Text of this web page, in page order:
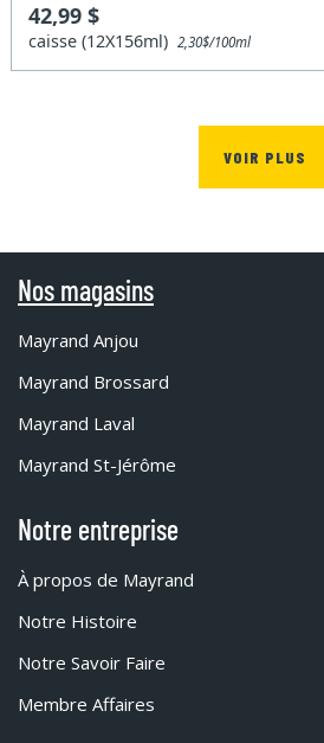
42,99 $
caisse (12X156ml)2,30$/100ml
VOIR PLUS
Nos magasins
Mayrand Anjou
Mayrand Brossard
Mayrand Laval
Mayrand St-Jérôme
Notre entreprise
À propos de Mayrand
Notre Histoire
Notre Savoir Faire
Membre Affaires